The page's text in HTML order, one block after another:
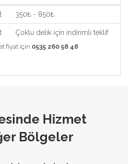
350₺ - 850₺
Çoklu delik için indirimli teklif
fiyat için 0535 260 58 48
Hizmet
Bölgeler